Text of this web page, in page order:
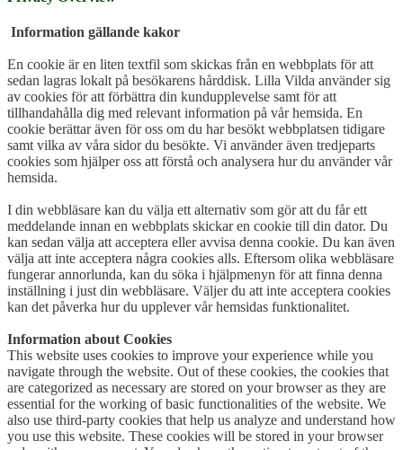
Information gällande kakor
En cookie är en liten textfil som skickas från en webbplats för att
sedan lagras lokalt på besökarens hårddisk. Lilla Vilda använder sig
av cookies för att förbättra din kundupplevelse samt för att
tillhandahålla dig med relevant information på vår hemsida. En
cookie berättar även för oss om du har besökt webbplatsen tidigare
samt vilka av våra sidor du besökte. Vi använder även tredjeparts
cookies som hjälper oss att förstå och analysera hur du använder vår
hemsida.
I din webbläsare kan du välja ett alternativ som gör att du får ett
meddelande innan en webbplats skickar en cookie till din dator. Du
kan sedan välja att acceptera eller avvisa denna cookie. Du kan även
välja att inte acceptera några cookies alls. Eftersom olika webbläsare
fungerar annorlunda, kan du söka i hjälpmenyn för att finna denna
inställning i just din webbläsare. Väljer du att inte acceptera cookies
kan det påverka hur du upplever vår hemsidas funktionalitet.
Information about Cookies
This website uses cookies to improve your experience while you
navigate through the website. Out of these cookies, the cookies that
are categorized as necessary are stored on your browser as they are
essential for the working of basic functionalities of the website. We
also use third-party cookies that help us analyze and understand how
you use this website. These cookies will be stored in your browser